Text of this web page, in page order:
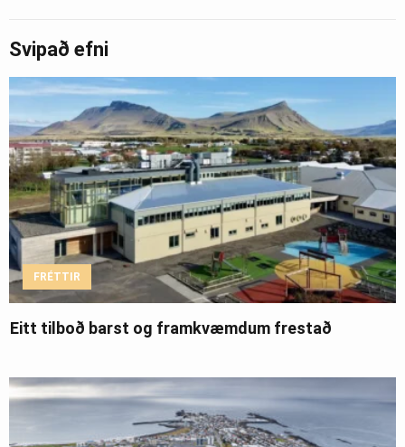
Svipað efni
FRÉTTIR
Eitt tilboð barst og framkvæmdum frestað